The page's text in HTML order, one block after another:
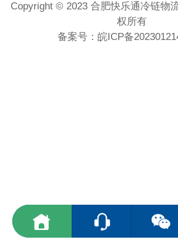
Copyright © 2023 合肥快乐通冷链物
权所有
备案号： 皖ICP备